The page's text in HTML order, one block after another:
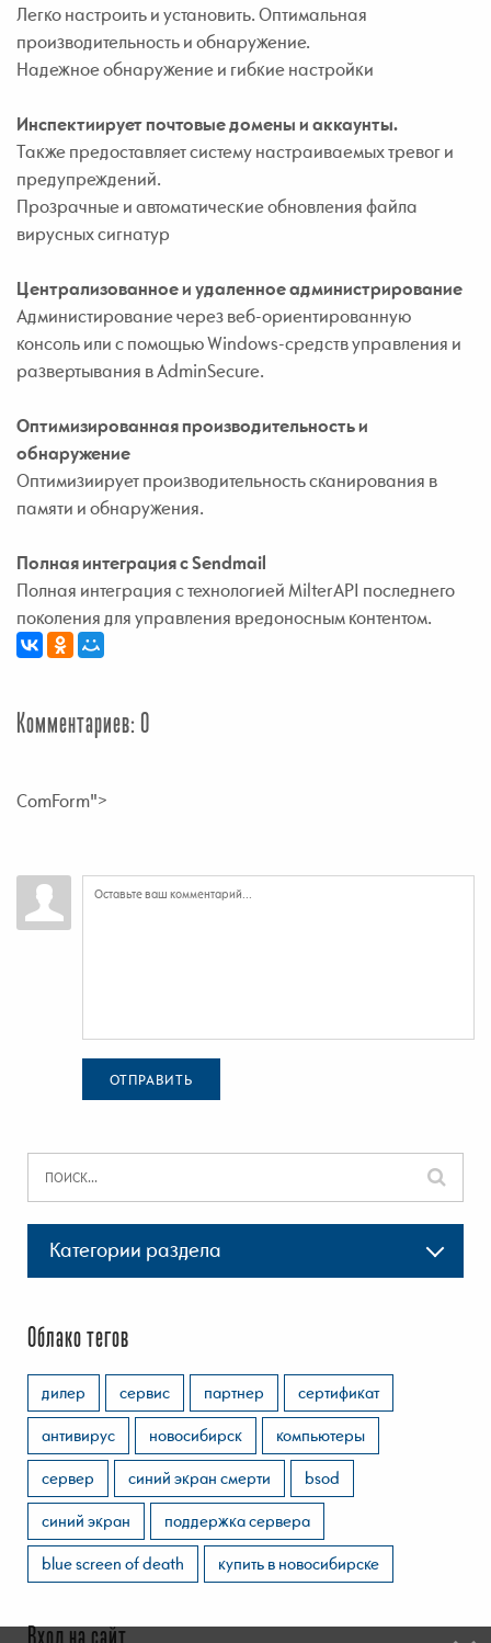
Легко настроить и установить. Оптимальная
производительность и обнаружение.
Надежное обнаружение и гибкие настройки
Инспектиирует почтовые домены и аккаунты.
Также предоставляет систему настраиваемых тревог и
предупреждений.
Прозрачные и автоматические обновления файла
вирусных сигнатур
Централизованное и удаленное администрирование
Администирование через веб-ориентированную
консоль или с помощью Windows-средств управления и
развертывания в AdminSecure.
Оптимизированная производительность и
обнаружение
Оптимизиирует производительность сканирования в
памяти и обнаружения.
Полная интеграция c Sendmail
Полная интеграция с технологией MilterAPI последнего
поколения для управления вредоносным контентом.
Комментариев: 0
ComForm">
ОТПРАВИТЬ
Категории раздела
Облако тегов
дилер сервис партнер
сертификат
антивирус
новосибирск
компьютеры
сервер
синий экран смерти
bsod
синий экран
поддержка сервера
blue screen of death
купить в новосибирске